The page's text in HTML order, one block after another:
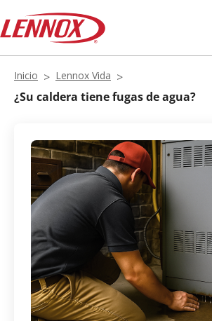
Inicio Lennox Vida
¿Su caldera tiene fugas de agua?